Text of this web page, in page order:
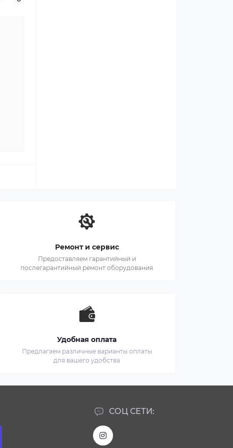
Ремонт и сервис
Предоставляем гарантийный и
послегарантийный ремонт оборудования
Удобная оплата
Предлагаем различные варианты оплаты
для вашего удобства
СОЦ СЕТИ: